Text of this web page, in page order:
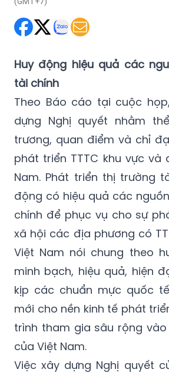
Huy động hiệu quả các
tài chính
Theo Báo cáo tại cuộc
dựng Nghị quyết nhằm
trương, quan điểm và chỉ
phát triển TTTC khu vực và
Nam. Phát triển thị trường
động có hiệu quả các
chính để phục vụ cho sự
xã hội các địa phương có
Việt Nam nói chung theo
minh bạch, hiệu quả, hiện
kịp các chuẩn mực quốc
mới cho nền kinh tế phát
trình tham gia sâu rộng
của Việt Nam.
Việc xây dựng Nghị quyết